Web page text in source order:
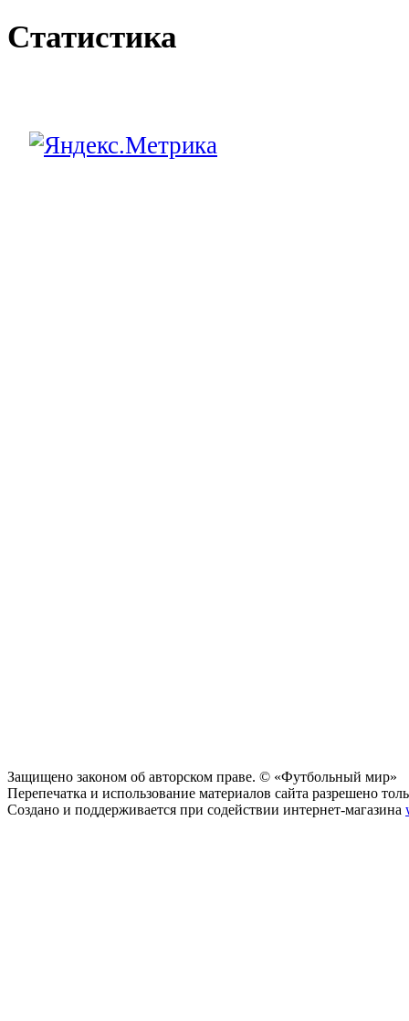
Статистика
Защищено законом об авторском праве. © «Футбольный мир»
Перепечатка и использование материалов сайта разрешено
Создано и поддерживается при содействии интернет-магазина